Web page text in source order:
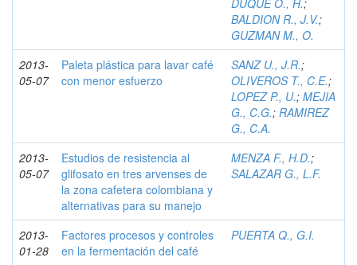
DUQUE O., H.;
BALDION R., J.V.;
GUZMAN M., O.
2013-
05-07
Paleta plástica para lavar café
con menor esfuerzo
SANZ U., J.R.;
OLIVEROS T., C.E.;
LOPEZ P., U.; MEJIA
G., C.G.; RAMIREZ
G., C.A.
2013-
05-07
Estudios de resistencia al
glifosato en tres arvenses de
la zona cafetera colombiana y
alternativas para su manejo
MENZA F., H.D.;
SALAZAR G., L.F.
2013-
01-28
Factores procesos y controles
en la fermentación del café
PUERTA Q., G.I.